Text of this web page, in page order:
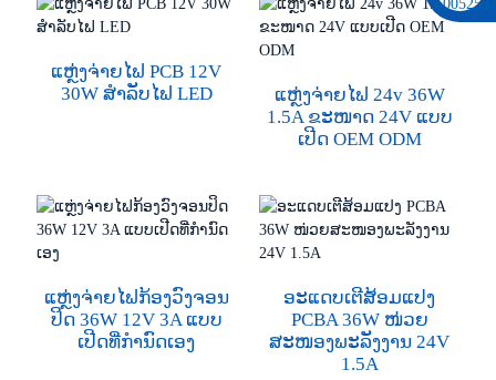
ແຫຼ່ງຈ່າຍໄຟ PCB 12V
30W ສຳລັບໄຟ LED
ແຫຼ່ງຈ່າຍໄຟ 24v 36W
1.5A ຂະໜາດ 24V ແບບ
ເປີດ OEM ODM
ແຫຼ່ງຈ່າຍໄຟກ້ອງວົງຈອນ
ປິດ 36W 12V 3A ແບບ
ເປີດທີ່ກຳນົດເອງ
ອະແດບເຕີສ້ອມແປງ
PCBA 36W ໜ່ວຍ
ສະໜອງພະລັງງານ 24V
1.5A